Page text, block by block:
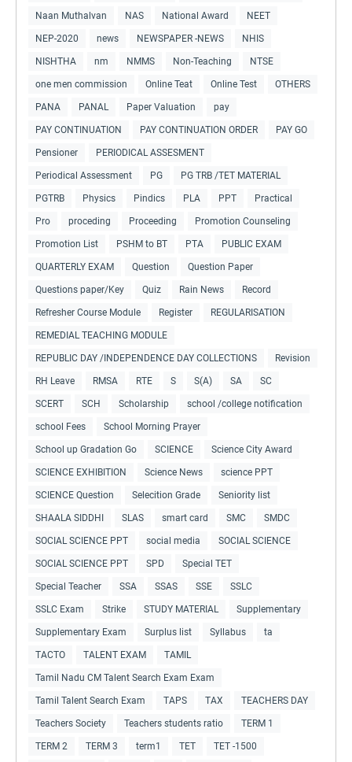
Naan Muthalvan NAS National Award NEET
NEP-2020 news NEWSPAPER -NEWS NHIS
NISHTHA nm NMMS Non-Teaching NTSE
one men commission Online Teat Online Test OTHERS
PANA PANAL Paper Valuation pay
PAY CONTINUATION PAY CONTINUATION ORDER PAY GO
Pensioner PERIODICAL ASSESMENT
Periodical Assessment PG PG TRB /TET MATERIAL
PGTRB Physics Pindics PLA PPT Practical
Pro proceding Proceeding Promotion Counseling
Promotion List PSHM to BT PTA PUBLIC EXAM
QUARTERLY EXAM Question Question Paper
Questions paper/Key Quiz Rain News Record
Refresher Course Module Register REGULARISATION
REMEDIAL TEACHING MODULE
REPUBLIC DAY /INDEPENDENCE DAY COLLECTIONS Revision
RH Leave RMSA RTE S S(A) SA SC
SCERT SCH Scholarship school /college notification
school Fees School Morning Prayer
School up Gradation Go SCIENCE Science City Award
SCIENCE EXHIBITION Science News science PPT
SCIENCE Question Selecition Grade Seniority list
SHAALA SIDDHI SLAS smart card SMC SMDC
SOCIAL SCIENCE PPT social media SOCIAL SCIENCE
SOCIAL SCIENCE PPT SPD Special TET
Special Teacher SSA SSAS SSE SSLC
SSLC Exam Strike STUDY MATERIAL Supplementary
Supplementary Exam Surplus list Syllabus ta
TACTO TALENT EXAM TAMIL
Tamil Nadu CM Talent Search Exam Exam
Tamil Talent Search Exam TAPS TAX TEACHERS DAY
Teachers Society Teachers students ratio TERM 1
TERM 2 TERM 3 term1 TET TET -1500